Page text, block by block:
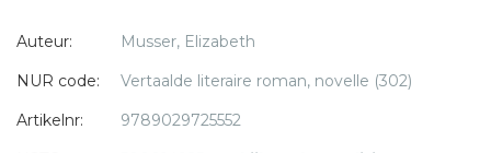
enige van zijn familie de vernietigingskampen heeft
overleefd. Hij kan niet vergeten, en al helemaal niet
gewetensnood door haar gevoelens voor deze cynische
Auteur:
Musser, Elizabeth
NUR code:
Vertaalde literaire roman, novelle (302)
Artikelnr:
9789029725552